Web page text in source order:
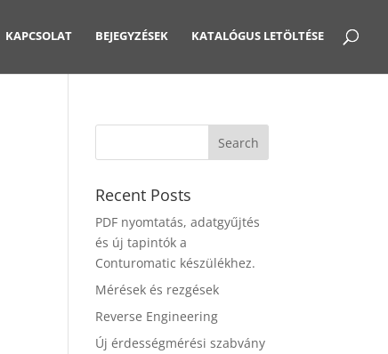
KAPCSOLAT BEJEGYZÉSEK KATALÓGUS LETÖLTÉSE
Recent Posts
PDF nyomtatás, adatgyűjtés
és új tapintók a
Conturomatic készülékhez.
Mérések és rezgések
Reverse Engineering
Új érdességmérési szabvány